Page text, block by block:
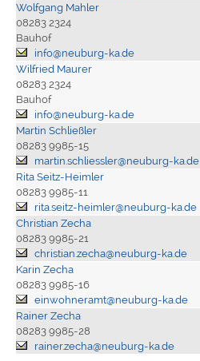
Wolfgang Mahler
08283 2324
Bauhof
info@neuburg-ka.de
Wilfried Maurer
08283 2324
Bauhof
info@neuburg-ka.de
Martin Schließler
08283 9985-15
martin.schliessler@neuburg-ka.de
Rita Seitz-Heimler
08283 9985-11
rita.seitz-heimler@neuburg-ka.de
Christian Zecha
08283 9985-21
christian.zecha@neuburg-ka.de
Karin Zecha
08283 9985-16
einwohneramt@neuburg-ka.de
Rainer Zecha
08283 9985-28
rainer.zecha@neuburg-ka.de